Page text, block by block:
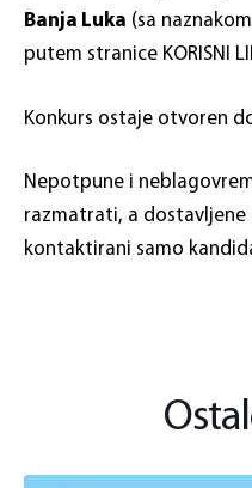
Banja Luka (sa
putem stranice KORISNI
Konkurs ostaje otvoren
Nepotpune i
razmatrati, a dostavljene
kontaktirani samo